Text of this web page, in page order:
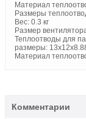
Материал
Размеры
Вес: 0.3 кг
Размер
Теплоотводы для
размеры:
Материал
Комментарии